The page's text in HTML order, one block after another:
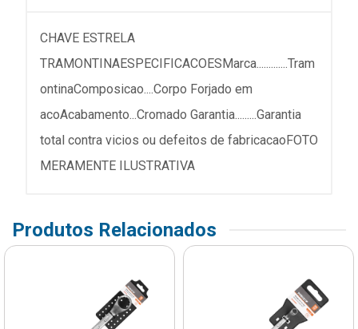
CHAVE ESTRELA
TRAMONTINAESPECIFICACOESMarca.............Tram
ontinaComposicao....Corpo Forjado em
acoAcabamento...Cromado Garantia.........Garantia
total contra vicios ou defeitos de fabricacaoFOTO
MERAMENTE ILUSTRATIVA
Produtos Relacionados